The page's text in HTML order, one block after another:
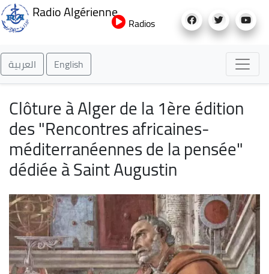
au
Radio Algérienne
Radios
العربية English
Clôture à Alger de la 1ère édition
des "Rencontres africaines-
méditerranéennes de la pensée"
dédiée à Saint Augustin